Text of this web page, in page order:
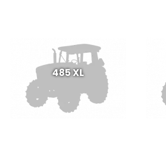
485 XL